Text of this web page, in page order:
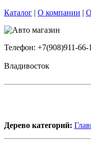
Каталог | О компании |
Телефон: +7(908)911-66-
Владивосток
Дерево категорий: